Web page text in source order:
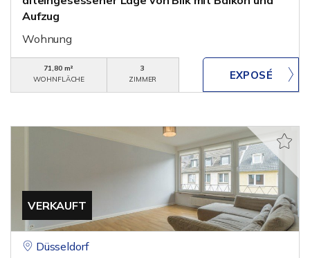
Aufzug
Wohnung
71,80 m²
WOHNFLÄCHE
3
ZIMMER
VERKAUFT
Düsseldorf